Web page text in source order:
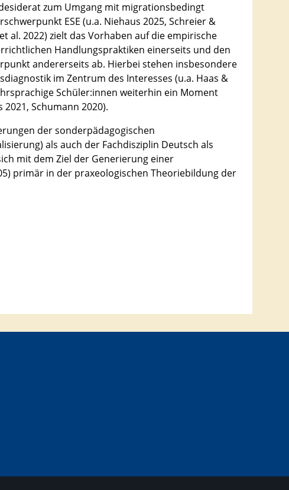
zum Umgang mit migrationsbedingt
ESE (u.a. Niehaus 2025, Schreier &
al. 2022) zielt das Vorhaben auf die empirische
Handlungspraktiken einerseits und den
andererseits ab. Hierbei stehen insbesondere
im Zentrum des Interesses (u.a. Haas &
Schüler:innen weiterhin ein Moment
Schumann 2020).
der sonderpädagogischen
als auch der Fachdisziplin Deutsch als
mit dem Ziel der Generierung einer
primär in der praxeologischen Theoriebildung der